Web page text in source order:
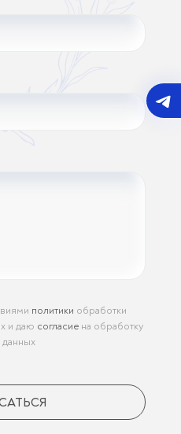
политики обработки
и даю согласие на обработку
данных